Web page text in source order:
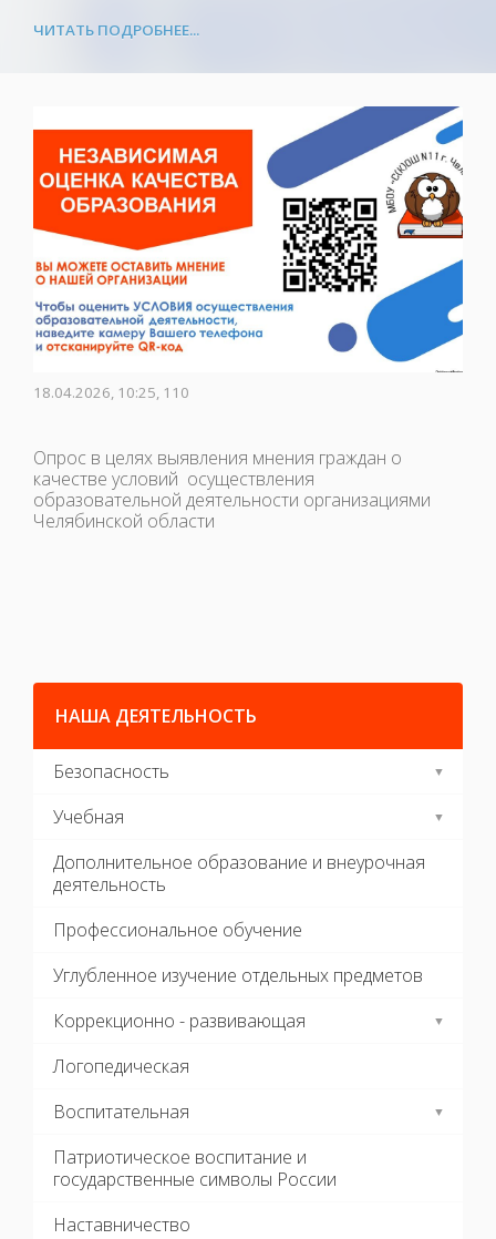
ЧИТАТЬ ПОДРОБНЕЕ...
18.04.2026, 10:25, 110
Опрос в целях выявления мнения граждан о
качестве условий осуществления
образовательной деятельности организациями
Челябинской области
НАША ДЕЯТЕЛЬНОСТЬ
Безопасность
Учебная
Дополнительное образование и внеурочная
деятельность
Профессиональное обучение
Углубленное изучение отдельных предметов
Коррекционно - развивающая
Логопедическая
Воспитательная
Патриотическое воспитание и
государственные символы России
Наставничество